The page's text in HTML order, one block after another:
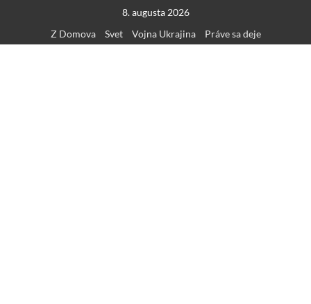
content
8. augusta 2026
Z Domova
Svet Vojna Ukrajina Práve sa deje